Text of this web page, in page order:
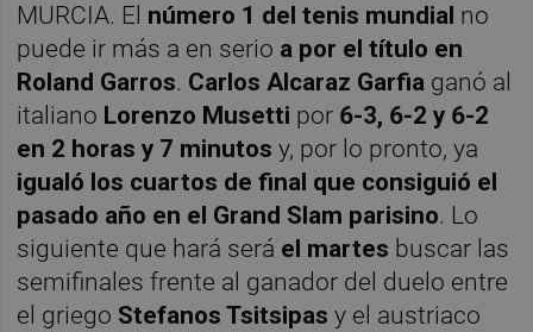
MURCIA. El número 1 del tenis mundial no
puede ir más a en serio a por el título en
Roland Garros. Carlos Alcaraz Garfia ganó al
italiano Lorenzo Musetti por 6-3, 6-2 y 6-2
en 2 horas y 7 minutosy, por lo pronto, ya
igualó los cuartos de final que consiguió el
pasado año en el Grand Slam parisino. Lo
siguiente que hará será el martes buscar las
semifinales frente al ganador del duelo entre
el griego Stefanos Tsitsipas y el austriaco